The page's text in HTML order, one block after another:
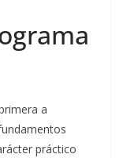
a
práctico